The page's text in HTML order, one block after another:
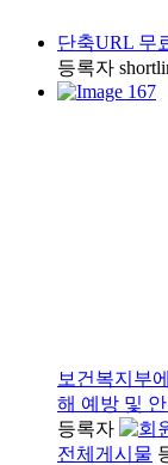
단축URL 무
등록자
보건복지부
해 예방 및
등록자
전체게시물